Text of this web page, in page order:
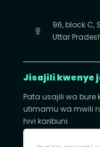
96, block C,
Uttar
Jisajili kwenye
Pata usajili wa bure
utimamu wa mwili
hivi karibuni